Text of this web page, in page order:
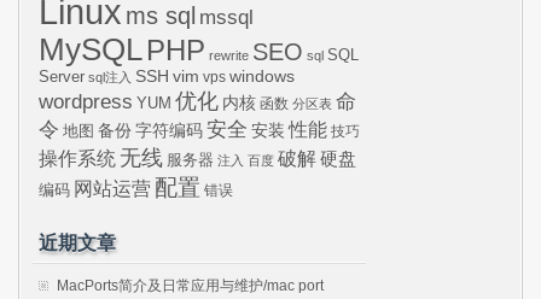
Linux ms sql mssql
MySQLPHP rewrite SEO sql SQL
Server sql注入 SSH vim vps windows
wordpress YUM 优化 内核 函数 分区表 命
令 地图 备份 字符编码 安全 安装 性能 技巧
操作系统 无线 服务器 注入 百度 破解硬盘
编码 网站运营 配置 错误
近期文章
MacPorts简介及日常应用与维护/mac port